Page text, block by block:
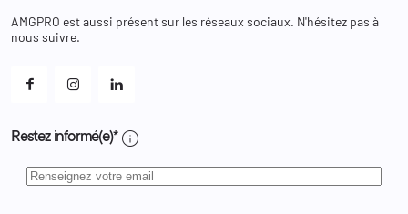
Et les cookies ?
AMGPRO est aussi présent sur les réseaux sociaux. N'hésitez pas à
nous suivre.
Restez informé(e)* info